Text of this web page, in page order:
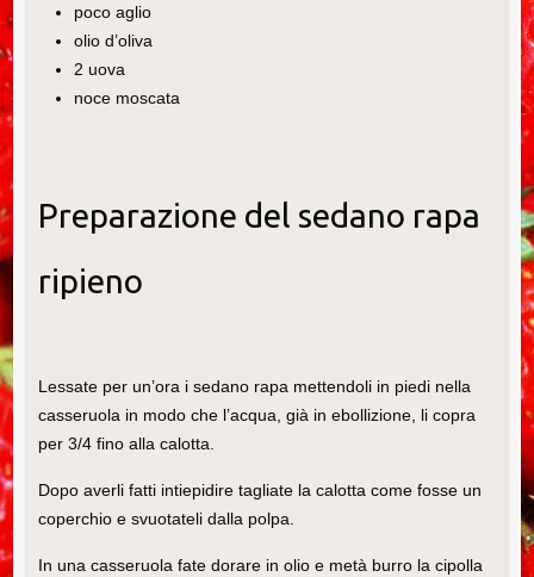
poco aglio
olio d’oliva
2 uova
noce moscata
Preparazione del sedano rapa
ripieno
Lessate per un’ora i sedano rapa mettendoli in piedi nella
casseruola in modo che l’acqua, già in ebollizione, li copra
per 3/4 fino alla calotta.
Dopo averli fatti intiepidire tagliate la calotta come fosse un
coperchio e svuotateli dalla polpa.
In una casseruola fate dorare in olio e metà burro la cipolla